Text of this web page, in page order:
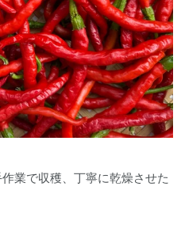
業で収穫、丁寧に乾燥させた